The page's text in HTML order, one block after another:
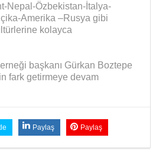
Nepal-Özbekistan-İtalya-
Amerika –Rusya gibi
kolayca
başkanı Gürkan Boztepe
fark getirmeye devam
Paylaş Paylaş